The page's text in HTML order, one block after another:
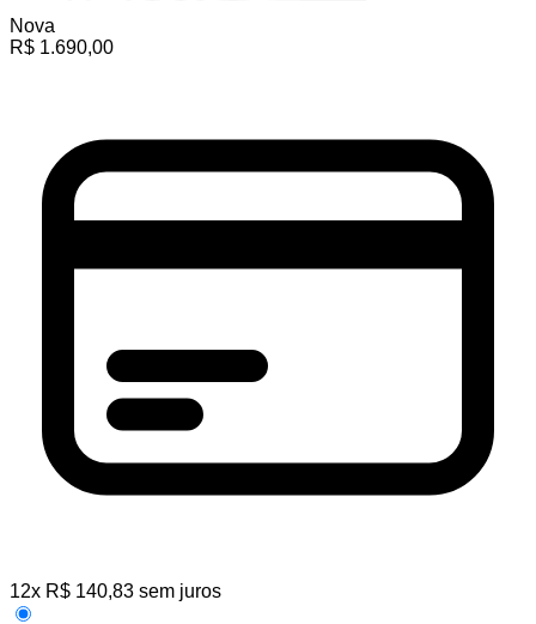
Nova
R$ 1.690,00
12x R$ 140,83 sem juros